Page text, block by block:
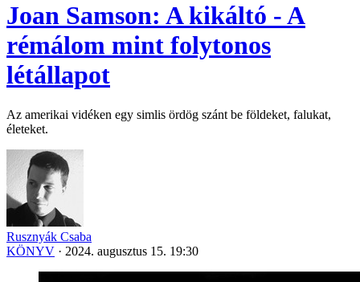
Joan Samson: A kikáltó - A
rémálom mint folytonos
létállapot
Az amerikai vidéken egy simlis ördög szánt be földeket, falukat,
életeket.
Rusznyák Csaba
KÖNYV · 2024. augusztus 15. 19:30